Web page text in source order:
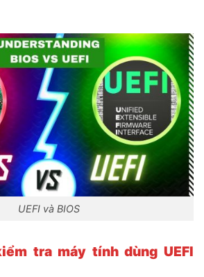
UEFI và BIOS
tra máy tính dùng UEFI